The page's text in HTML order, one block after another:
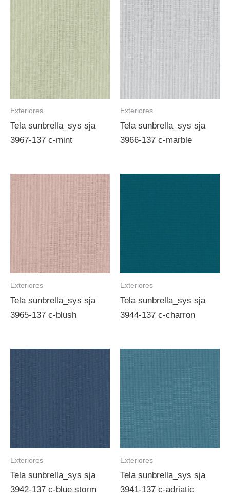
Exteriores
Tela sunbrella_sys sja
3967-137 c-mint
Exteriores
Tela sunbrella_sys sja
3966-137 c-marble
Exteriores
Tela sunbrella_sys sja
3965-137 c-blush
Exteriores
Tela sunbrella_sys sja
3944-137 c-charron
Exteriores
Tela sunbrella_sys sja
3942-137 c-blue storm
Exteriores
Tela sunbrella_sys sja
3941-137 c-adriatic